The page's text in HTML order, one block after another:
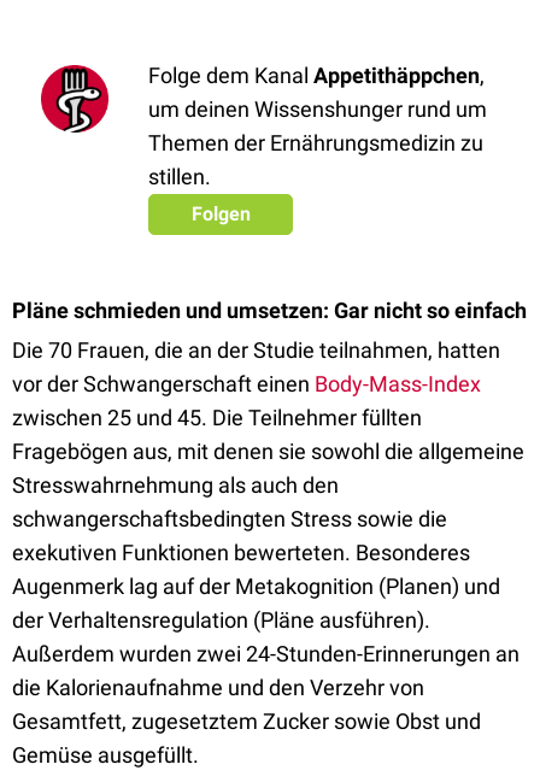
Folge dem Kanal Appetithäppchen,
um deinen Wissenshunger rund um
Themen der Ernährungsmedizin zu
stillen.
Folgen
Pläne schmieden und umsetzen: Gar nicht so einfach
Die 70 Frauen, die an der Studie teilnahmen, hatten
vor der Schwangerschaft einen Body-Mass-Index
zwischen 25 und 45. Die Teilnehmer füllten
Fragebögen aus, mit denen sie sowohl die allgemeine
Stresswahrnehmung als auch den
schwangerschaftsbedingten Stress sowie die
exekutiven Funktionen bewerteten. Besonderes
Augenmerk lag auf der Metakognition (Planen) und
der Verhaltensregulation (Pläne ausführen).
Außerdem wurden zwei 24-Stunden-Erinnerungen an
die Kalorienaufnahme und den Verzehr von
Gesamtfett, zugesetztem Zucker sowie Obst und
Gemüse ausgefüllt.